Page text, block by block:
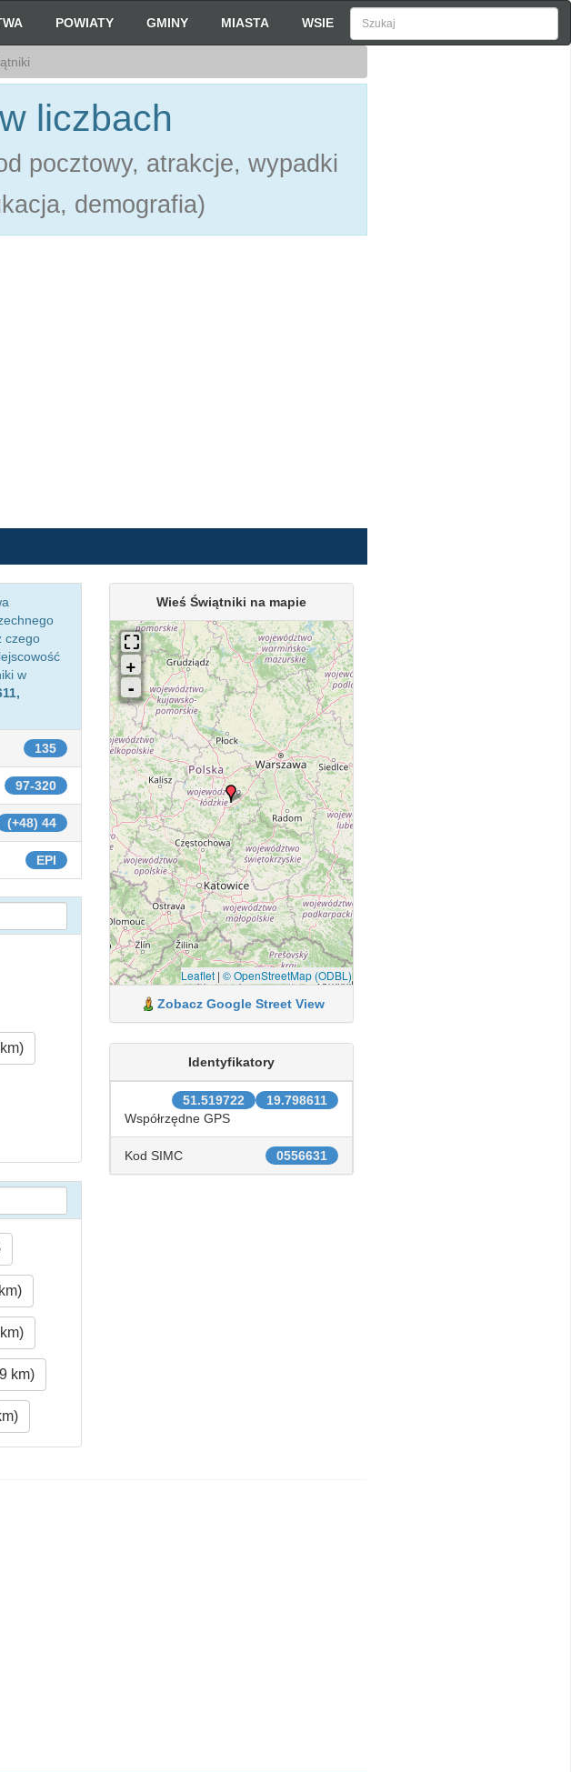
POWIATY GMINY MIASTA WSIE
liczbach
pocztowy, atrakcje, wypadki
demografia)
czego
w
135
97-320
(+48) 44
EPI
km)
Wieś Świątniki na mapie
Leaflet| © OpenStreetMap (ODBL)
Zobacz Google Street View
Identyfikatory
19.798611
51.519722
Współrzędne GPS
0556631
Kod SIMC